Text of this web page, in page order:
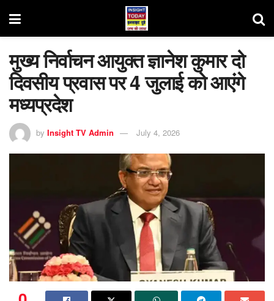
मुख्य निर्वाचन आयुक्त ज्ञानेश कुमार दो
दिवसीय प्रवास पर 4 जुलाई को आएंगे
मध्यप्रदेश
by Insight TV Admin July 4, 2026